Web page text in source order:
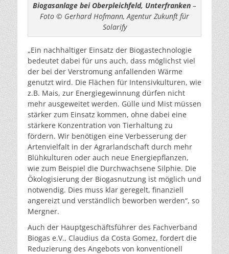
Biogasanlage bei Oberpleichfeld, Unterfranken –
Foto © Gerhard Hofmann, Agentur Zukunft für
Solarify
„Ein nachhaltiger Einsatz der Biogastechnologie
bedeutet dabei für uns auch, dass möglichst viel
der bei der Verstromung anfallenden Wärme
genutzt wird. Die Flächen für Intensivkulturen, wie
z.B. Mais, zur Energiegewinnung dürfen nicht
mehr ausgeweitet werden. Gülle und Mist müssen
stärker zum Einsatz kommen, ohne dabei eine
stärkere Konzentration von Tierhaltung zu
fördern. Wir benötigen eine Verbesserung der
Artenvielfalt in der Agrarlandschaft durch mehr
Blühkulturen oder auch neue Energiepflanzen,
wie zum Beispiel die Durchwachsene Silphie. Die
Ökologisierung der Biogasnutzung ist möglich und
notwendig. Dies muss klar geregelt, finanziell
angereizt und verständlich beworben werden“, so
Mergner.
Auch der Hauptgeschäftsführer des Fachverband
Biogas e.V., Claudius da Costa Gomez, fordert die
Reduzierung des Angebots von konventionell